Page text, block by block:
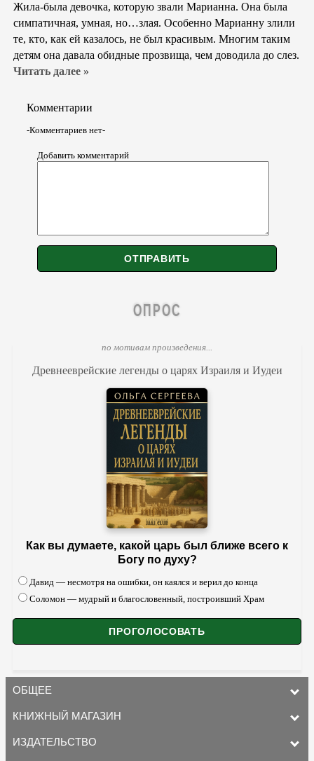
Жила-была девочка, которую звали Марианна. Она была
симпатичная, умная, но…злая. Особенно Марианну злили
те, кто, как ей казалось, не был красивым. Многим таким
детям она давала обидные прозвища, чем доводила до слез.
Читать далее »
Комментарии
-Комментариев нет-
Добавить комментарий
ОПРОС
по мотивам произведения...
Древнееврейские легенды о царях Израиля и Иудеи
Как вы думаете, какой царь был ближе всего к
Богу по духу?
Давид — несмотря на ошибки, он каялся и верил до конца
Соломон — мудрый и благословенный, построивший Храм
ОБЩЕЕ
КНИЖНЫЙ МАГАЗИН
ИЗДАТЕЛЬСТВО